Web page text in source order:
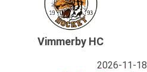
Vimmerby HC
2026-11-18